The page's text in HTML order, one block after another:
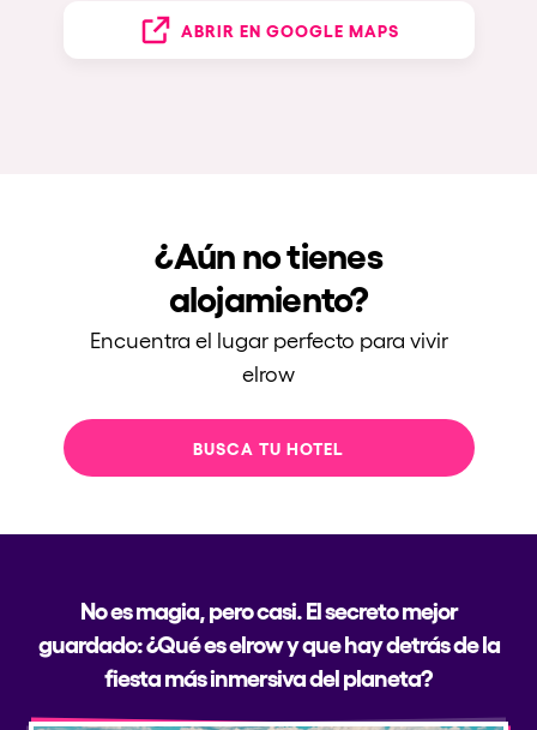
ABRIR EN GOOGLE MAPS
¿Aún no tienes
alojamiento?
Encuentra el lugar perfecto para vivir
elrow
BUSCA TU HOTEL
No es magia, pero casi. El secreto mejor
guardado: ¿Qué es elrow y que hay detrás de la
fiesta más inmersiva del planeta?